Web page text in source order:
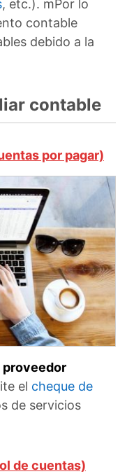
, etc.). mPor lo
contable
debido a la
contable
por pagar)
proveedor
el cheque de
de servicios
de cuentas)